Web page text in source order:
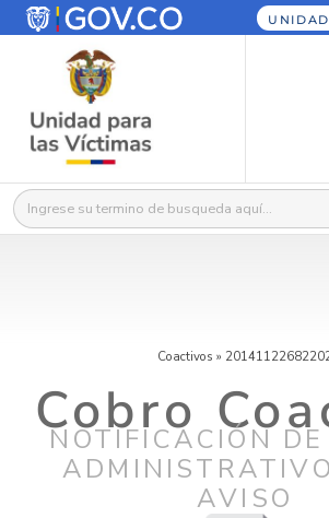
Buscar:
Coactivos »
Cobro
NOTIFICACIÓN
AVISO